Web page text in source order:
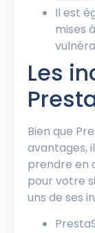
Il est
mises
Les
Bien que
avantages,
prendre en
pour votre
uns de ses